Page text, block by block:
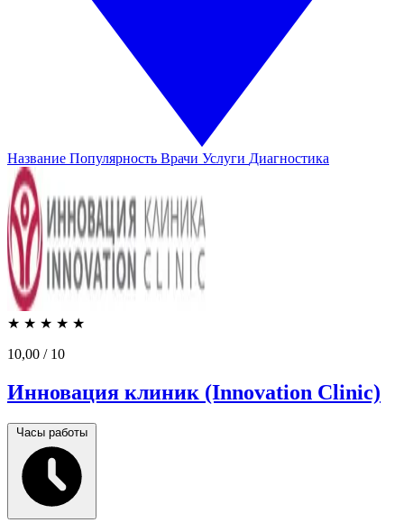
Название Популярность Врачи Услуги Диагностика
★ ★ ★ ★ ★
10,00 / 10
Инновация клиник (Innovation Clinic)
Часы работы